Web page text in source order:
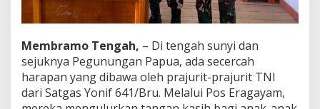
u
n
u
k
Membramo Tengah, – Di tengah sunyi dan
sejuknya Pegunungan Papua, ada secercah
harapan yang dibawa oleh prajurit-prajurit TNI
dari Satgas Yonif 641/Bru. Melalui Pos Eragayam,